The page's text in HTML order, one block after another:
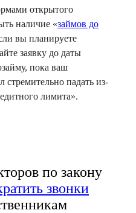
открытого
наличие «займов до
вы планируете
заявку до даты
пока ваш
стремительно падать из-
лимита».
по закону
звонки